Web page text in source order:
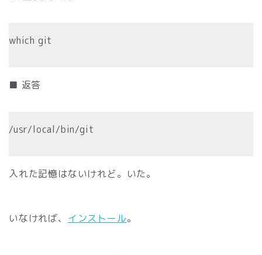
which git
■ 返答
/usr/local/bin/git
入れた記憶はないけれど。いた。
いなければ、 インストール。